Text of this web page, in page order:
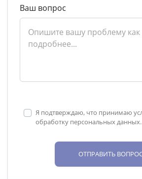
Ваш вопрос
Я подтверждаю, что принимаю
обработку персональных данных.
ОТПРАВИТЬ